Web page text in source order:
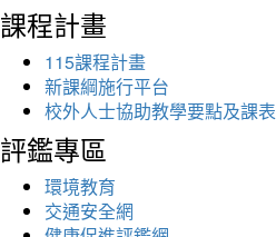
課程計畫
115課程計畫
新課綱施行平台
校外人士協助教學要點及課表
評鑑專區
環境教育
交通安全網